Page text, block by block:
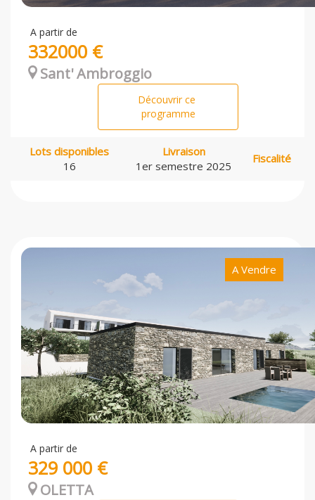
A partir de
332000 €
Sant' Ambroggio
Découvrir ce
programme
Lots disponibles
16
Livraison
1er semestre 2025
Fiscalité
A Vendre
A partir de
329 000 €
OLETTA